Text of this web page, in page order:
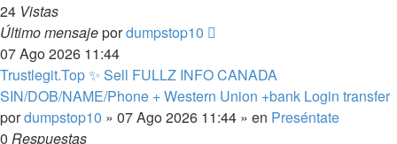
24 Vistas
Último mensajepordumpstop10
07 Ago 2026 11:44
Trustlegit.Top ✨ Sell FULLZ INFO CANADA
SIN/DOB/NAME/Phone + Western Union +bank Login transfer
pordumpstop10 » 07 Ago 2026 11:44 » en Preséntate
0 Respuestas